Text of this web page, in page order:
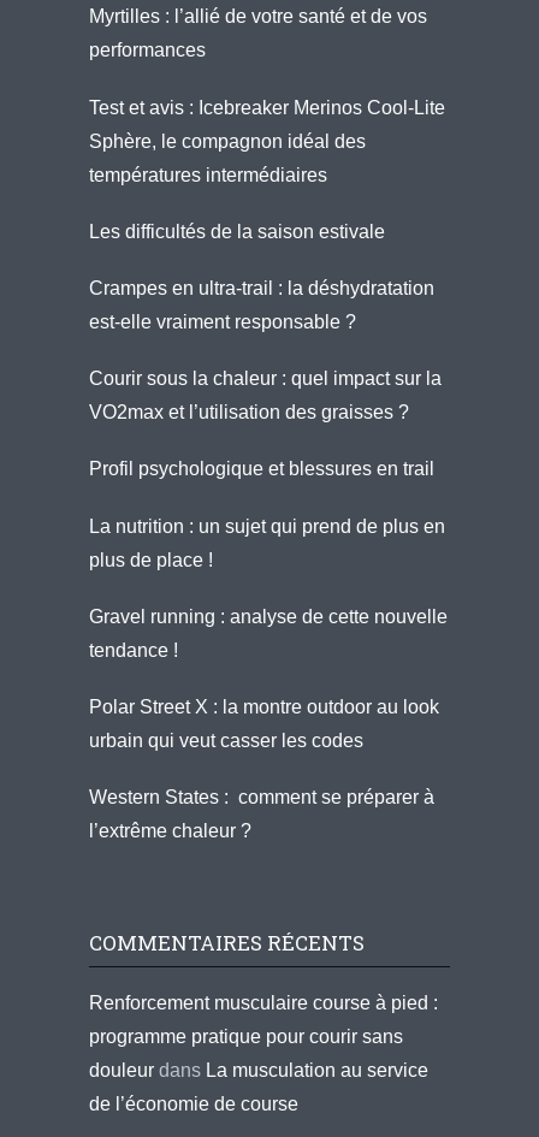
Myrtilles : l’allié de votre santé et de vos
performances
Test et avis : Icebreaker Merinos Cool-Lite
Sphère, le compagnon idéal des
températures intermédiaires
Les difficultés de la saison estivale
Crampes en ultra-trail : la déshydratation
est-elle vraiment responsable ?
Courir sous la chaleur : quel impact sur la
VO2max et l’utilisation des graisses ?
Profil psychologique et blessures en trail
La nutrition : un sujet qui prend de plus en
plus de place !
Gravel running : analyse de cette nouvelle
tendance !
Polar Street X : la montre outdoor au look
urbain qui veut casser les codes
Western States : comment se préparer à
l’extrême chaleur ?
COMMENTAIRES RÉCENTS
Renforcement musculaire course à pied :
programme pratique pour courir sans
douleur dans La musculation au service
de l’économie de course